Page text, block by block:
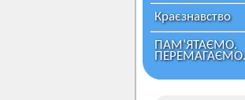
Краєзнавство
ПАМ’ЯТАЄМО.
ПЕРЕМАГАЄМО.